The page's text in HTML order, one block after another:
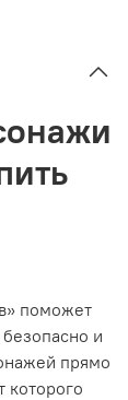
поможет
и
прямо
которого